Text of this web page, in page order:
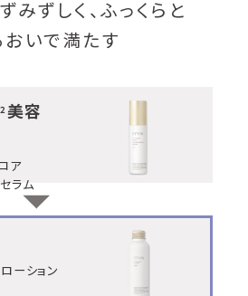
みずしく、ふっくらと
おいで満たす
美容
ア
ラム
ーション